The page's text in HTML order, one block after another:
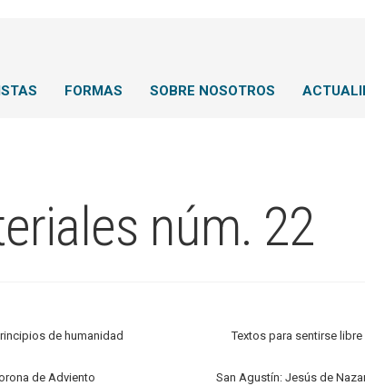
FORMAS SOBRE NOSOTROS
núm. 22
de humanidad Textos para sentirse libre
de Adviento San Agustín: Jesús de